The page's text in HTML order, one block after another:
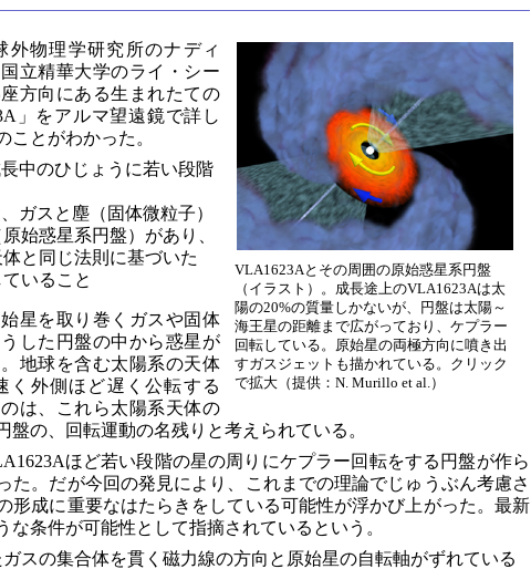
VLA1623Aとその周囲の原始惑星系円盤
（イラスト）。成長途上のVLA1623Aは太
陽の20%の質量しかないが、円盤は太陽～
海王星の距離まで広がっており、ケプラー
回転している。原始星の両極方向に噴き出
すガスジェットも描かれている。クリック
で拡大（提供：N. Murillo et al.）
外物理学研究所のナディ
立精華大学のライ・シー
方向にある生まれたての
」をアルマ望遠鏡で詳し
ことがわかった。
中のひじょうに若い段階
ガスと塵（固体微粒子）
始惑星系円盤）があり、
と同じ法則に基づいた
いること
星を取り巻くガスや固体
した円盤の中から惑星が
地球を含む太陽系の天体
く外側ほど遅く公転する
は、これら太陽系天体の
盤の、回転運動の名残りと考えられている。
ほど若い段階の星の周りにケプラー回転をする円盤が作ら
た。だが今回の発見により、これまでの理論でじゅうぶん考慮さ
形成に重要なはたらきをしている可能性が浮かび上がった。最新
な条件が可能性として指摘されているという。
スの集合体を貫く磁力線の方向と原始星の自転軸がずれている